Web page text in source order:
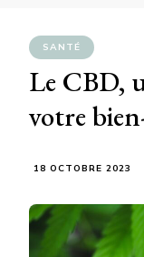
SANTÉ
Le CBD,
votre
18 OCTOBRE 2023